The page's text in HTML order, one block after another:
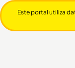
Este portal utiliza